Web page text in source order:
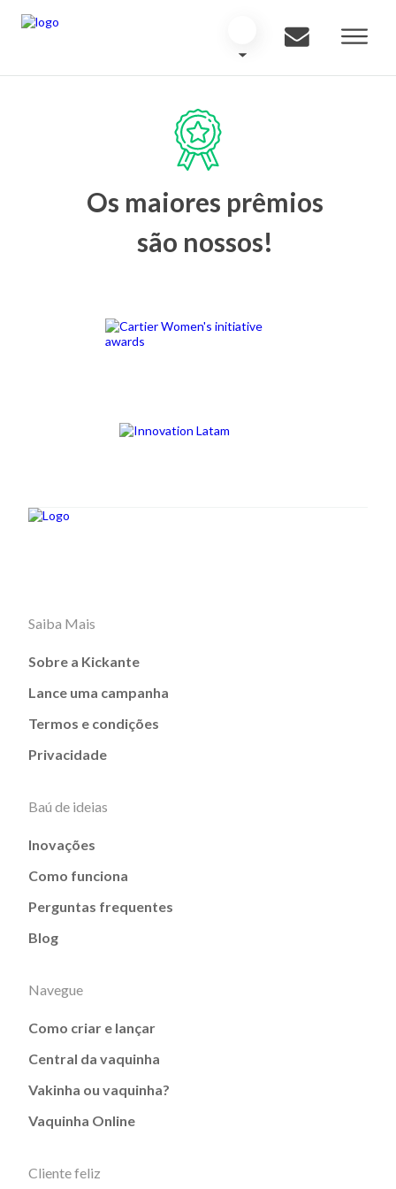
Os maiores prêmios
são nossos!
Saiba Mais
Sobre a Kickante
Lance uma campanha
Termos e condições
Privacidade
Baú de ideias
Inovações
Como funciona
Perguntas frequentes
Blog
Navegue
Como criar e lançar
Central da vaquinha
Vakinha ou vaquinha?
Vaquinha Online
Cliente feliz